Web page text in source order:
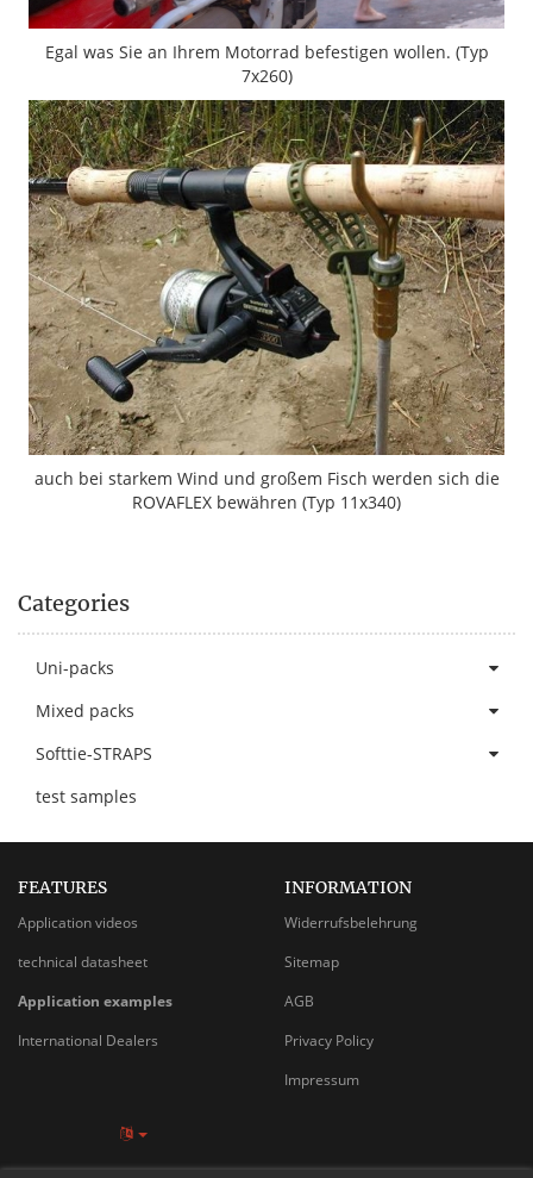
Egal was Sie an Ihrem Motorrad befestigen wollen. (Typ
7x260)
auch bei starkem Wind und großem Fisch werden sich die
ROVAFLEX bewähren (Typ 11x340)
Categories
Uni-packs
Mixed packs
Softtie-STRAPS
test samples
FEATURES
Application videos
technical datasheet
Application examples
International Dealers
INFORMATION
Widerrufsbelehrung
Sitemap
AGB
Privacy Policy
Impressum